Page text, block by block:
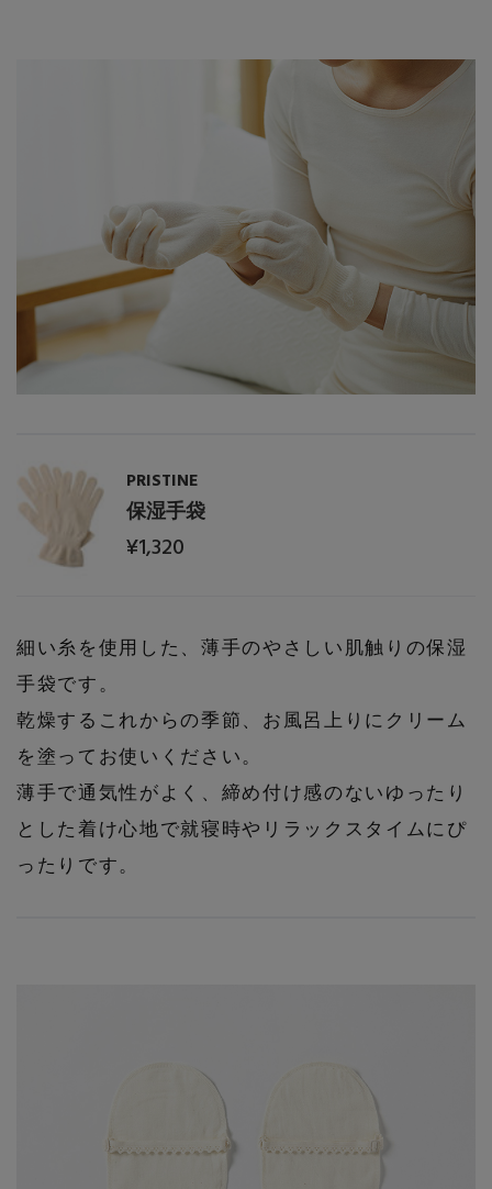
PRISTINE
保湿手袋
¥1,320
細い糸を使用した、薄手のやさしい肌触りの保湿
手袋です。
乾燥するこれからの季節、お風呂上りにクリーム
を塗ってお使いください。
薄手で通気性がよく、締め付け感のないゆったり
とした着け心地で就寝時やリラックスタイムにぴ
ったりです。